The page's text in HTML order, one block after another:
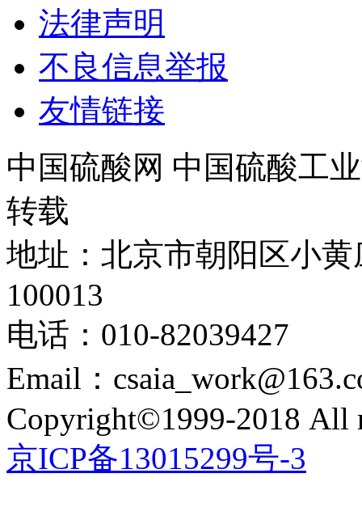
法律声明
不良信息举报
友情链接
中国硫酸网 中国硫酸工
转载
地址：北京市朝阳区小
100013
电话：010-82039427
Email：
Copyright©1999-2018 All
京ICP备13015299号-3